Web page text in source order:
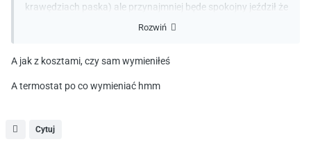
krawędziach paska) ale przynajmniej będe spokojny jeździł że
mi ze starości nie strzeli raczej.
wymienić i można kręcić kolejne 200 tys. km
Rozwiń
A jak z kosztami, czy sam wymieniłeś
A termostat po co wymieniać hmm
Cytuj